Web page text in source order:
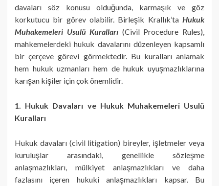
davaları söz konusu olduğunda, karmaşık ve göz
korkutucu bir görev olabilir. Birleşik Krallık’ta Hukuk
Muhakemeleri Usulü Kuralları (Civil Procedure Rules),
mahkemelerdeki hukuk davalarını düzenleyen kapsamlı
bir çerçeve görevi görmektedir. Bu kuralları anlamak
hem hukuk uzmanları hem de hukuk uyuşmazlıklarına
karışan kişiler için çok önemlidir.
1. Hukuk Davaları ve Hukuk Muhakemeleri Usulü
Kuralları
Hukuk davaları (civil litigation) bireyler, işletmeler veya
kuruluşlar arasındaki, genellikle sözleşme
anlaşmazlıkları, mülkiyet anlaşmazlıkları ve daha
fazlasını içeren hukuki anlaşmazlıkları kapsar. Bu